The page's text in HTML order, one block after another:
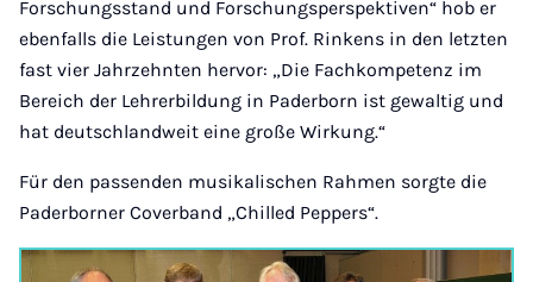
Forschungsstand und Forschungsperspektiven“ hob er
ebenfalls die Leistungen von Prof. Rinkens in den letzten
fast vier Jahrzehnten hervor: „Die Fachkompetenz im
Bereich der Lehrerbildung in Paderborn ist gewaltig und
hat deutschlandweit eine große Wirkung.“
Für den passenden musikalischen Rahmen sorgte die
Paderborner Coverband „Chilled Peppers“.